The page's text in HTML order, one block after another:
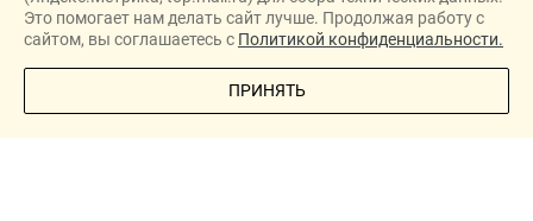
Ипотека
Новости
Полезная информация
ПОЗВОНИТЕ МНЕ
Это помогает нам делать сайт лучше. Продолжая работу с
сайтом, вы соглашаетесь с Политикой конфиденциальности.
ПРИНЯТЬ